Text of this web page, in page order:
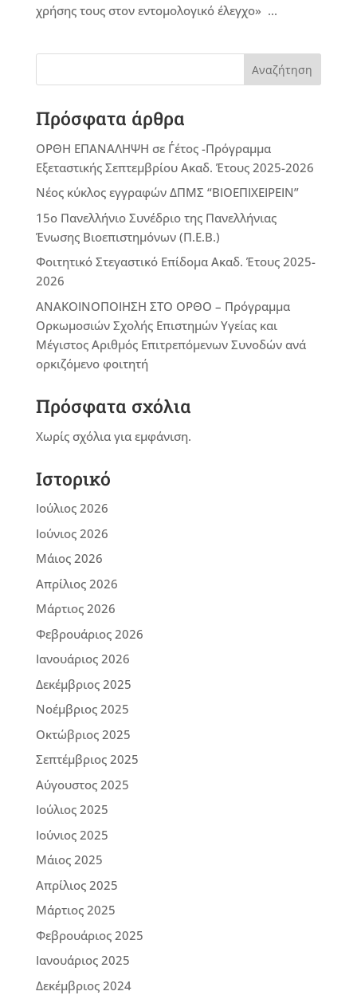
χρήσης τους στον εντομολογικό έλεγχο» ...
Αναζήτηση
Πρόσφατα άρθρα
ΟΡΘΗ ΕΠΑΝΑΛΗΨΗ σε Γ΄έτος -Πρόγραμμα
Εξεταστικής Σεπτεμβρίου Ακαδ. Έτους 2025-2026
Νέος κύκλος εγγραφών ΔΠΜΣ “ΒΙΟΕΠΙΧΕΙΡΕΙΝ”
15ο Πανελλήνιο Συνέδριο της Πανελλήνιας
Ένωσης Βιοεπιστημόνων (Π.Ε.Β.)
Φοιτητικό Στεγαστικό Επίδομα Ακαδ. Έτους 2025-
2026
ΑΝΑΚΟΙΝΟΠΟΙΗΣΗ ΣΤΟ ΟΡΘΟ – Πρόγραμμα
Ορκωμοσιών Σχολής Επιστημών Υγείας και
Μέγιστος Αριθμός Επιτρεπόμενων Συνοδών ανά
ορκιζόμενο φοιτητή
Πρόσφατα σχόλια
Χωρίς σχόλια για εμφάνιση.
Ιστορικό
Ιούλιος 2026
Ιούνιος 2026
Μάιος 2026
Απρίλιος 2026
Μάρτιος 2026
Φεβρουάριος 2026
Ιανουάριος 2026
Δεκέμβριος 2025
Νοέμβριος 2025
Οκτώβριος 2025
Σεπτέμβριος 2025
Αύγουστος 2025
Ιούλιος 2025
Ιούνιος 2025
Μάιος 2025
Απρίλιος 2025
Μάρτιος 2025
Φεβρουάριος 2025
Ιανουάριος 2025
Δεκέμβριος 2024